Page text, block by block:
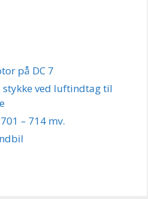
på DC 7
ved luftindtag til
– 714 mv.